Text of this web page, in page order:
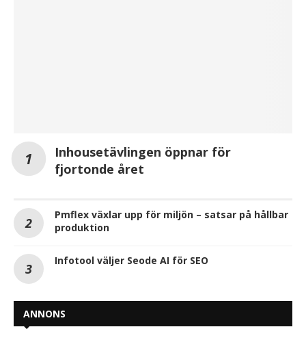
Inhousetävlingen öppnar för
fjortonde året
Pmflex växlar upp för miljön – satsar på hållbar
produktion
Infotool väljer Seode AI för SEO
ANNONS